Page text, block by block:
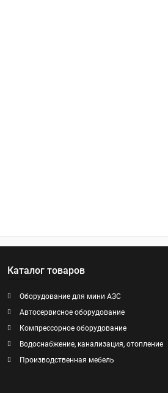
Каталог товаров
Оборудование для мини АЗС
Автосервисное оборудование
Компрессорное оборудование
Водоснабжение, канализация, отопление
Производственная мебель